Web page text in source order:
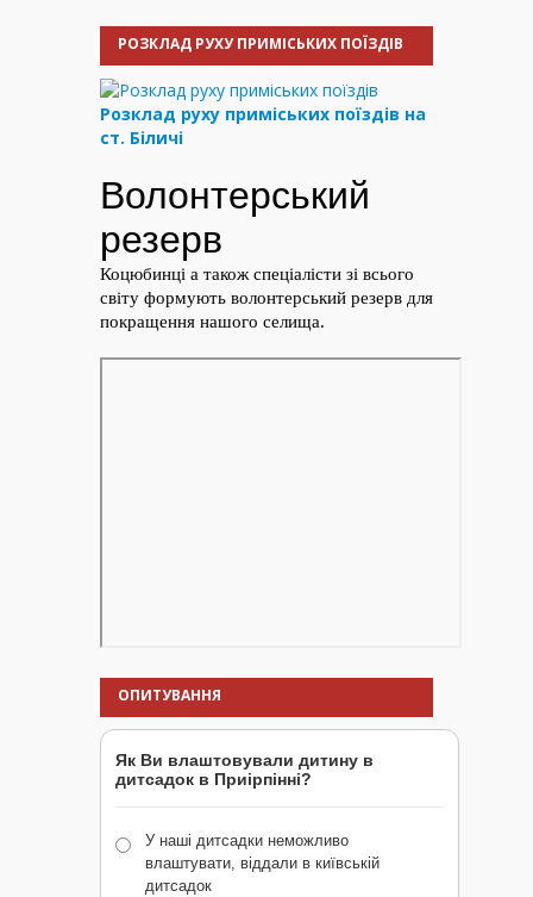
РОЗКЛАД РУХУ ПРИМІСЬКИХ ПОЇЗДІВ
Розклад руху приміських поїздів на
ст. Біличі
ОПИТУВАННЯ
Як Ви влаштовували дитину в
дитсадок в Приірпінні?
У наші дитсадки неможливо
влаштувати, віддали в київській
дитсадок